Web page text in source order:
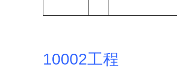
10002工程